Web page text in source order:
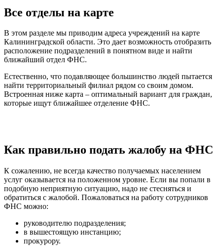
Все отделы на карте
В этом разделе мы приводим адреса учреждений на карте
Калининградской области. Это дает возможность отобразить
расположение подразделений в понятном виде и найти
ближайший отдел ФНС.
Естественно, что подавляющее большинство людей пытается
найти территориальный филиал рядом со своим домом.
Встроенная ниже карта – оптимальный вариант для граждан,
которые ищут ближайшее отделение ФНС.
Как правильно подать жалобу на ФНС
К сожалению, не всегда качество получаемых населением
услуг оказывается на положенном уровне. Если вы попали в
подобную неприятную ситуацию, надо не стесняться и
обратиться с жалобой. Пожаловаться на работу сотрудников
ФНС можно:
руководителю подразделения;
в вышестоящую инстанцию;
прокурору.